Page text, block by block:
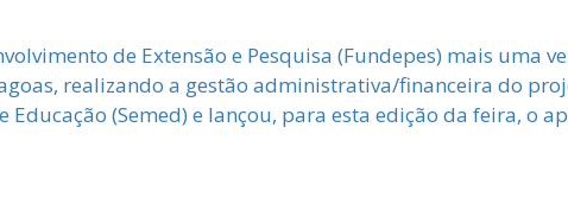
de Extensão e Pesquisa (Fundepes) mais uma
realizando a gestão administrativa/financeira do
(Semed) e lançou, para esta edição da feira, o